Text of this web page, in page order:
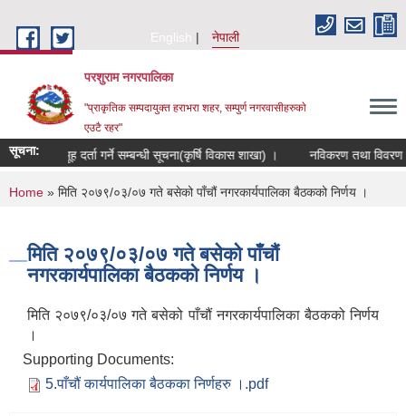
English
नेपाली
परशुराम नगरपालिका
"प्राकृतिक सम्पदायुक्त हराभरा शहर, सम्पुर्ण नगरवासीहरुकाे
एउटै रहर"
सूचना:
कृषक समूह दर्ता गर्ने सम्बन्धी सूचना(कृर्षि विकास शाखा) । नविकरण तथा विवरण
You are here
Home » मिति २०७९/०३/०७ गते बसेको पाँचौं नगरकार्यपालिका बैठकको निर्णय ।
मिति २०७९/०३/०७ गते बसेको पाँचौं
नगरकार्यपालिका बैठकको निर्णय ।
मिति २०७९/०३/०७ गते बसेको पाँचौं नगरकार्यपालिका बैठकको निर्णय
।
Supporting Documents:
5.पाँचौं कार्यपालिका बैठकका निर्णहरु ।.pdf